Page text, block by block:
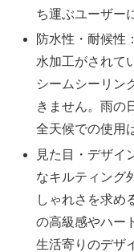
ち運ぶユーザー
防水性・耐候性
水加工がされて
シームシーリン
きません。雨の
全天候での使用
見た目・デザイ
なキルティング
しゃれさを求め
の高級感やハー
生活寄りのデザ